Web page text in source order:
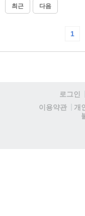
최근 다음
1
로그인
이용약관
개